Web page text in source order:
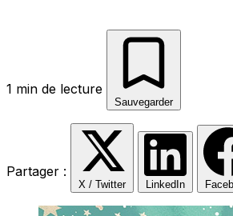
1 min de lecture
Sauvegarder
Partager :
X / Twitter LinkedIn